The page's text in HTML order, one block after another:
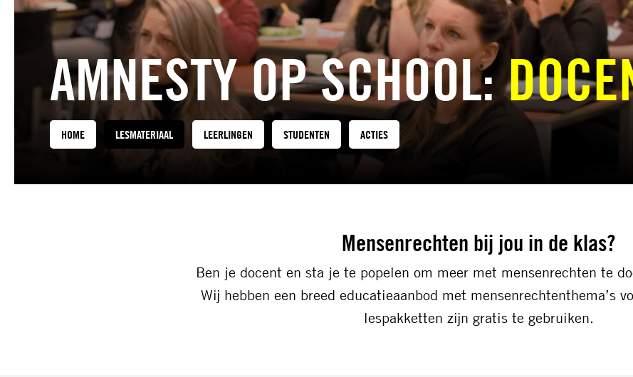
AMNESTY OP SCHOOL:
HOME LESMATERIAAL LEERLINGEN STUDENTEN ACTIES
Mensenrechten bij jou in de klas?
Ben je docent en sta je te popelen om meer met mensenrechten te
Wij hebben een breed educatieaanbod met mensenrechtenthema’s
lespakketten zijn gratis te gebruiken.